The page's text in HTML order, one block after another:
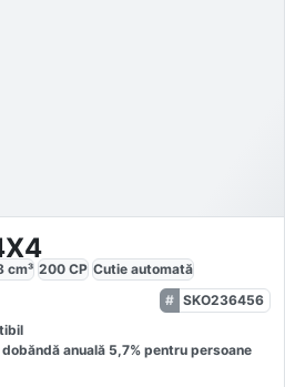
cm³ 200 CP Cutie automată
SKO236456
dobăndă anuală 5,7% pentru persoane